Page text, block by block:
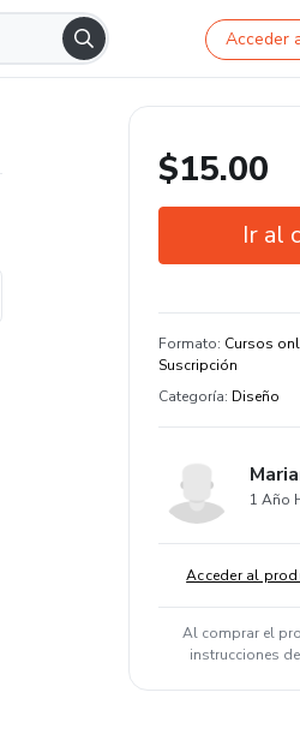
Acceder
$15.00
Ir al
Estudia a tu
dispositivo
Formato: Cursos
Suscripción
Categoría: Diseño
1 Año
Acceder al
Al comprar el
instrucciones